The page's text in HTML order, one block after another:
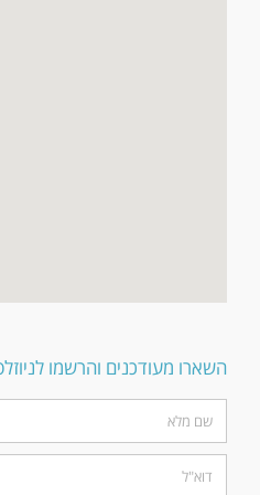
השארו מעודכנים והרשמו